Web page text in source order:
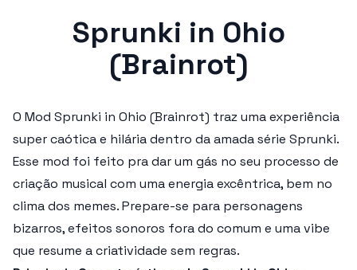
Sprunki in Ohio
(Brainrot)
O Mod Sprunki in Ohio (Brainrot) traz uma experiência
super caótica e hilária dentro da amada série Sprunki.
Esse mod foi feito pra dar um gás no seu processo de
criação musical com uma energia excêntrica, bem no
clima dos memes. Prepare-se para personagens
bizarros, efeitos sonoros fora do comum e uma vibe
que resume a criatividade sem regras.